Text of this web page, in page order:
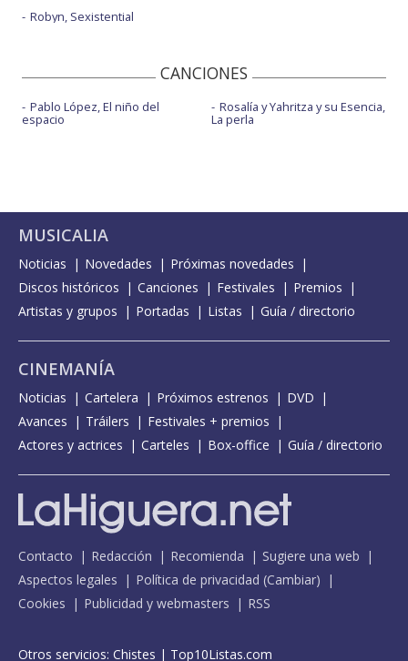
Robyn, Sexistential
CANCIONES
Pablo López, El niño del
espacio
Rosalía y Yahritza y su Esencia,
La perla
MUSICALIA
Noticias Novedades
Próximas novedades
Discos históricos
Canciones Festivales
Premios
Artistas y grupos
Portadas Listas Guía / directorio
CINEMANÍA
Noticias Cartelera Próximos estrenos
DVD
Avances
Tráilers
Festivales + premios
Actores y actrices
Carteles Box-office Guía / directorio
Contacto Redacción Recomienda
Sugiere una web
Aspectos legales
Política de privacidad (Cambiar)
Cookies
Publicidad y webmasters RSS
Otros servicios: Chistes | Top10Listas.com